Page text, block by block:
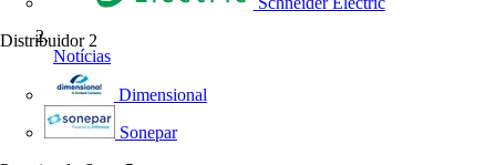
Distribuidor 2
Dimensional
Sonepar
Notícias